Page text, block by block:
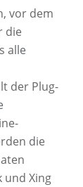
vor dem
die
alle
der Plug-
die
und Xing